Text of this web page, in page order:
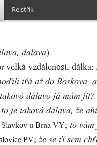
Rejstřík
dalava)
velká vzdálenost, dálka:
třá až do Boskova,
takovó dálavo já mám jit?
to je taková dálava, že
Slavkov u Brna VY; to vám
PV;že se ťi sem